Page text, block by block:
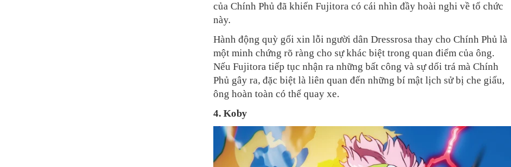
của Chính Phủ đã khiến Fujitora có cái nhìn đầy hoài nghi về tổ chức
này.
Hành động quỳ gối xin lỗi người dân Dressrosa thay cho Chính Phủ là
một minh chứng rõ ràng cho sự khác biệt trong quan điểm của ông.
Nếu Fujitora tiếp tục nhận ra những bất công và sự dối trá mà Chính
Phủ gây ra, đặc biệt là liên quan đến những bí mật lịch sử bị che giấu,
ông hoàn toàn có thể quay xe.
4. Koby